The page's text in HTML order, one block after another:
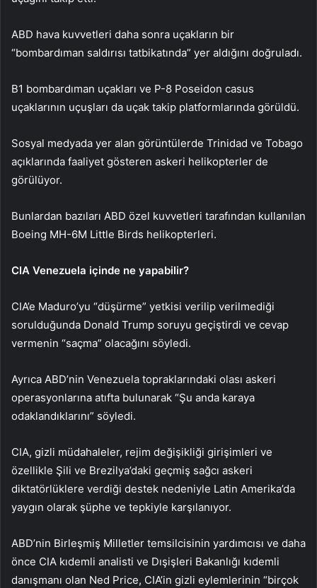
ABD hava kuvvetleri daha sonra uçakların bir
“bombardıman saldırısı tatbikatında” yer aldığını doğruladı.
B1 bombardıman uçakları ve P-8 Poseidon casus
uçaklarının uçuşları da uçak takip platformlarında görüldü.
Sosyal medyada yer alan görüntülerde Trinidad ve Tobago
açıklarında faaliyet gösteren askeri helikopterler de
görülüyor.
Bunlardan bazıları ABD özel kuvvetleri tarafından kullanılan
Boeing MH-6M Little Birds helikopterleri.
CIA Venezuela içinde ne yapabilir?
CIA’e Maduro’yu “düşürme” yetkisi verilip verilmediği
sorulduğunda Donald Trump soruyu geçiştirdi ve cevap
vermenin “saçma” olacağını söyledi.
Ayrıca ABD’nin Venezuela topraklarındaki olası askeri
operasyonlarına atıfta bulunarak “Şu anda karaya
odaklandıklarını” söyledi.
CIA, gizli müdahaleler, rejim değişikliği girişimleri ve
özellikle Şili ve Brezilya’daki geçmiş sağcı askeri
diktatörlüklere verdiği destek nedeniyle Latin Amerika’da
yaygın olarak şüphe ve tepkiyle karşılanıyor.
ABD’nin Birleşmiş Milletler temsilcisinin yardımcısı ve daha
önce CIA kıdemli analisti ve Dışişleri Bakanlığı kıdemli
danışmanı olan Ned Price, CIA’in gizli eylemlerinin “birçok